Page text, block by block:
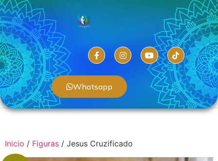
Whatsapp
Inicio / Figuras / Jesus Cruzificado